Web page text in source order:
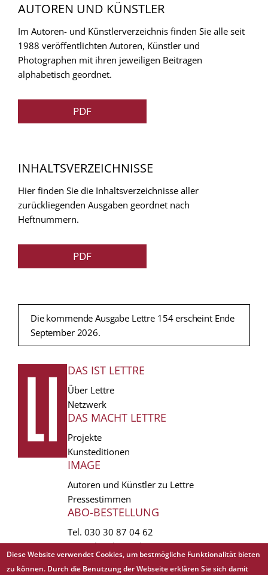
AUTOREN UND KÜNSTLER
Im Autoren- und Künstlerverzeichnis finden Sie alle seit
1988 veröffentlichten Autoren, Künstler und
Photographen mit ihren jeweiligen Beitragen
alphabetisch geordnet.
PDF
INHALTSVERZEICHNISSE
Hier finden Sie die Inhaltsverzeichnisse aller
zurückliegenden Ausgaben geordnet nach
Heftnummern.
PDF
Die kommende Ausgabe Lettre 154 erscheint Ende
September 2026.
FUSSZEILE
DAS IST LETTRE
Über Lettre
Netzwerk
DAS MACHT LETTRE
Projekte
Kunsteditionen
IMAGE
Autoren und Künstler zu Lettre
Pressestimmen
ABO-BESTELLUNG
Tel. 030 30 87 04 62
vertrieb(at)lettre.de
Diese Website verwendet Cookies, um bestmögliche Funktionalität bieten
zu können. Durch die Benutzung der Webseite erklären Sie sich damit